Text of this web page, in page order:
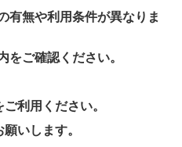
有無や利用条件が異なりま
をご確認ください。
利用ください。
いします。